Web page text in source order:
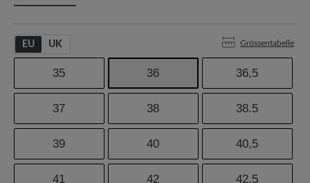
EU UK Grössentabelle
35 36 36,5
37 38 38.5
39 40 40,5
41 42 42.5